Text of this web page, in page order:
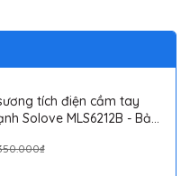
tích điện cầm tay
Solove MLS6212B - Bảo